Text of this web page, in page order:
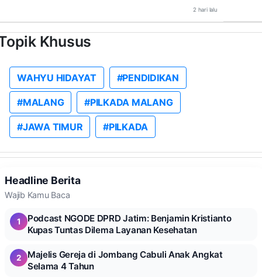
2 hari lalu
Khusus
WAHYU HIDAYAT #PENDIDIKAN
#MALANG #PILKADA MALANG
#JAWA TIMUR #PILKADA
Headline Berita
Wajib Kamu Baca
1
Podcast NGODE DPRD Jatim: Benjamin Kristianto
Kupas Tuntas Dilema Layanan Kesehatan
2
Majelis Gereja di Jombang Cabuli Anak Angkat
Selama 4 Tahun